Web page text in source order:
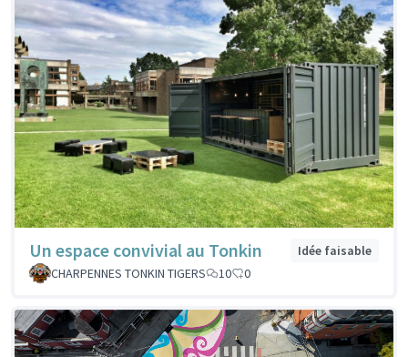
Un espace convivial au Tonkin
Idée faisable
CHARPENNES TONKIN TIGERS
10 0